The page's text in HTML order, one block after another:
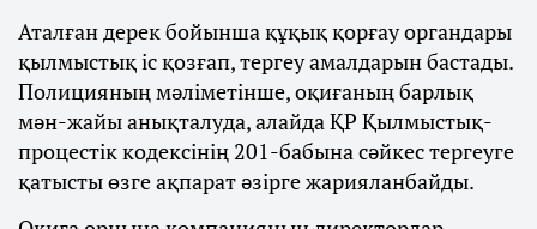
Аталған дерек бойынша құқық қорғау органдары
қылмыстық іс қозғап, тергеу амалдарын бастады.
Полицияның мәліметінше, оқиғаның барлық
мән-жайы анықталуда, алайда ҚР Қылмыстық-
процестік кодексінің 201-бабына сәйкес тергеуге
қатысты өзге ақпарат әзірге жарияланбайды.